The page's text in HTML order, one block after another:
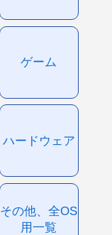
ゲーム
ハードウェア
その他、全OS
用一覧